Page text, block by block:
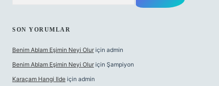
SON YORUMLAR
Benim Ablam Eşimin Neyi Olur için admin
Benim Ablam Eşimin Neyi Olur için Şampiyon
Karaçam Hangi Ilde için admin